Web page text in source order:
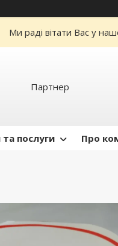
Ми раді вітати Вас у
Партнер
послуги Про